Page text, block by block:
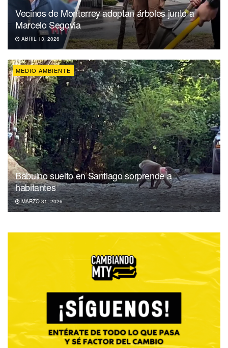
Vecinos de Monterrey adoptan árboles junto a
Marcelo Segovia
ABRIL 13, 2026
MEDIO AMBIENTE
Babuino suelto en Santiago sorprende a
habitantes
MARZO 31, 2026